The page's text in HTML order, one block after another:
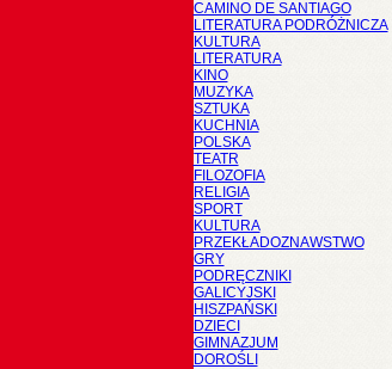
CAMINO DE SANTIAGO
LITERATURA PODRÓŻNICZA
KULTURA
LITERATURA
KINO
MUZYKA
SZTUKA
KUCHNIA
POLSKA
TEATR
FILOZOFIA
RELIGIA
SPORT
KULTURA
PRZEKŁADOZNAWSTWO
GRY
PODRĘCZNIKI
GALICYJSKI
HISZPAŃSKI
DZIECI
GIMNAZJUM
DOROŚLI